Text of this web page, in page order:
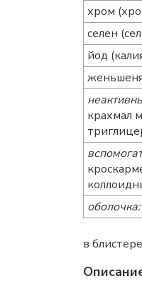
хром
селен
йод
крахмал
оболочка:
в